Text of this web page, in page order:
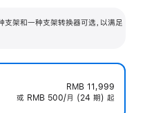
架和一种支架转换器可选，以满足
RMB 11,999
或 RMB 500/月 (24 期) 起